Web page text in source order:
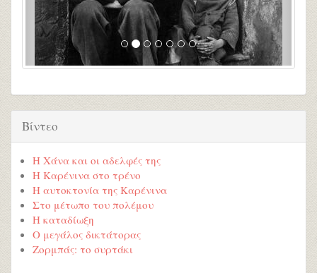
Βίντεο
Η Χάνα και οι αδελφές της
Η Καρένινα στο τρένο
Η αυτοκτονία της Καρένινα
Στο μέτωπο του πολέμου
Η καταδίωξη
Ο μεγάλος δικτάτορας
Ζορμπάς: το συρτάκι